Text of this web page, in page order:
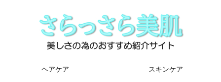
ヘアケア スキンケア